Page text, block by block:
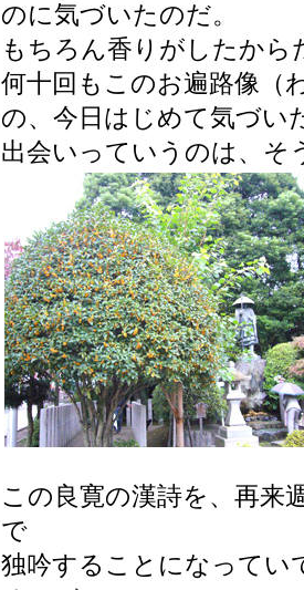
のに気づいたのだ。
もちろん香りがしたから
何十回もこのお遍路像（
の、今日はじめて気づい
出会いっていうのは、そ
この良寛の漢詩を、再
で
独吟することになって